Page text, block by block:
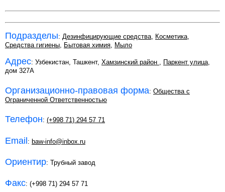
Подразделы: Дезинфицирующие средства, Косметика,
Средства гигиены, Бытовая химия, Мыло
Адрес: Узбекистан, Ташкент, Хамзинский район , Паркент улица,
дом 327А
Организационно-правовая форма: Общества с
Ограниченной Ответственностью
Телефон: (+998 71) 294 57 71
Email: baw-info@inbox.ru
Ориентир: Трубный завод
Факс: (+998 71) 294 57 71